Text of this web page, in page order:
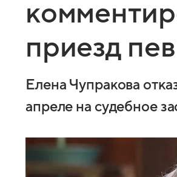
приезд
Елена Чупракова
апреле на судебное